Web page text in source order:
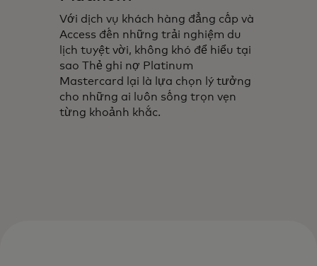
Với dịch vụ khách hàng đẳng cấp và
Access đến những trải nghiệm du
lịch tuyệt vời, không khó để hiểu tại
sao Thẻ ghi nợ Platinum
Mastercard lại là lựa chọn lý tưởng
cho những ai luôn sống trọn vẹn
từng khoảnh khắc.